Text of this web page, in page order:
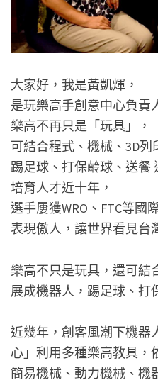
大家好，我是黃凱煇，
是玩樂高手創意中心負責
樂高不再只是「玩具」，
可結合程式、機械、3D列
踢足球、打保齡球、送餐
培育人才近十年，
選手屢獲WRO、FTC等國
表現傲人，讓世界看見台
樂高不只是玩具，還可結
展成機器人，踢足球、打
近幾年，創客風潮下機器
心」利用多種樂高教具，
簡易機械、動力機械、機